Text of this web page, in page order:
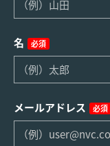
名 必須
メールアドレス 必須